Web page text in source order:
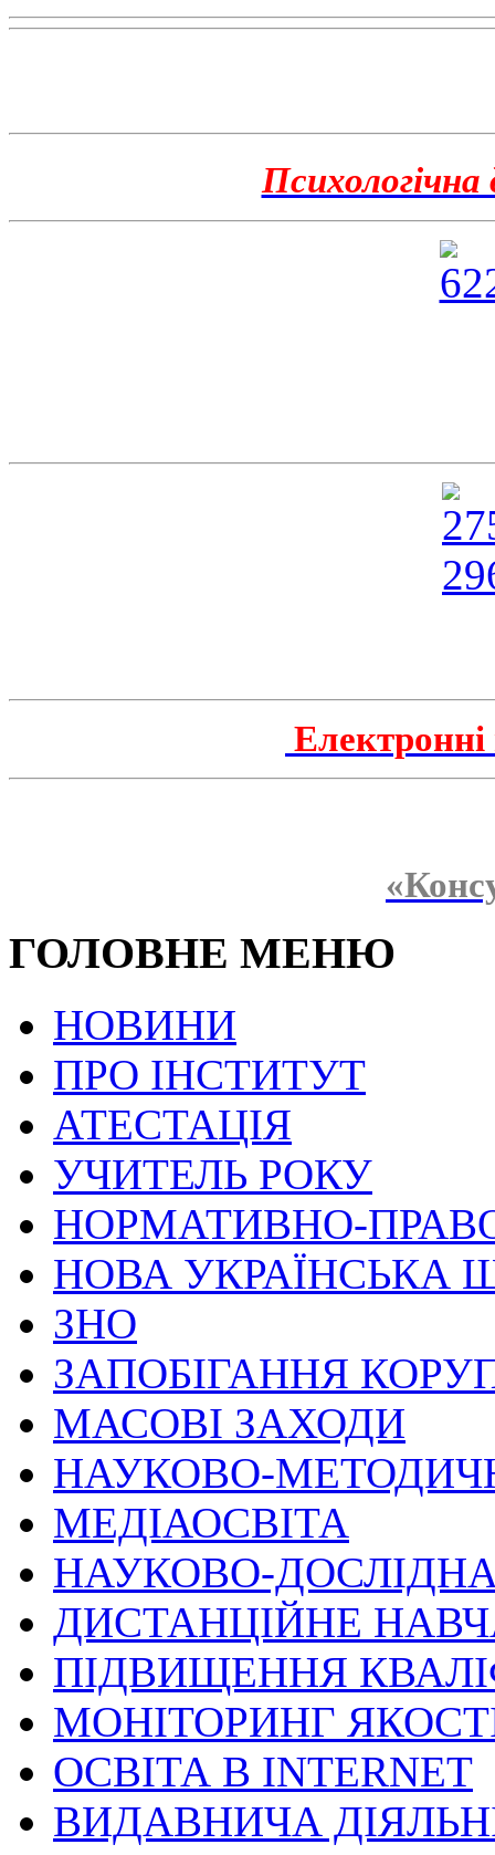
Психологічна
Електронні
ГОЛОВНЕ МЕНЮ
НОВИНИ
ПРО ІНСТИТУТ
АТЕСТАЦІЯ
УЧИТЕЛЬ РОКУ
НОРМАТИВНО-
НОВА УКРАЇНСЬКА
ЗНО
ЗАПОБІГАННЯ
МАСОВІ ЗАХОДИ
НАУКОВО-
МЕДІАОСВІТА
НАУКОВО-
ДИСТАНЦІЙНЕ
ПІДВИЩЕННЯ
МОНІТОРИНГ
ОСВІТА В INTERNET
ВИДАВНИЧА